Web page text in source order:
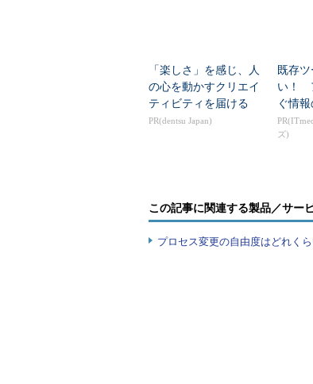
波を読み取って分析し、演
ニークな実験 が既に行われ
聴覚のみならず、あらゆ
「楽しさ」を感じ、人
の心を動かすクリエイ
ティビティを届ける
PR(dentsu Japan)
既存
い！
ぐ情
ズ)
この記事に関連する製品／サー
プロセス変更の自由度はどれく